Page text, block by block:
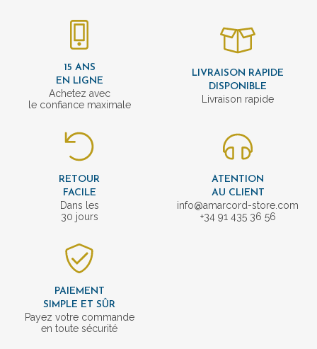
15 ANS
EN LIGNE
Achetez avec
le confiance maximale
LIVRAISON RAPIDE
DISPONIBLE
Livraison rapide
RETOUR
FACILE
Dans les
30 jours
ATENTION
AU CLIENT
info@amarcord-store.com
+34 91 435 36 56
PAIEMENT
SIMPLE ET SÛR
Payez votre commande
en toute sécurité